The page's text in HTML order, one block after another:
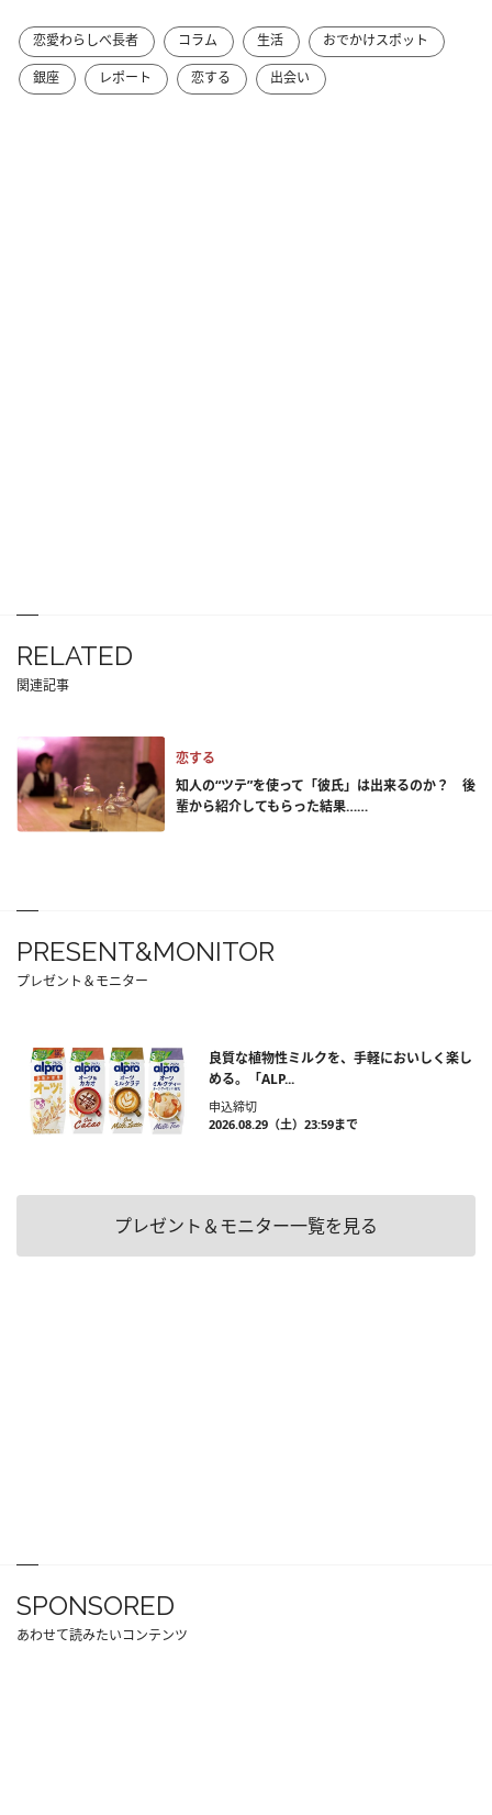
恋愛わらしべ長者 コラム 生活
おでかけスポット
銀座
レポート 恋する 出会い
RELATED
関連記事
恋する
知人の“ツテ”を使って「彼氏」は出来るのか？ 後
輩から紹介してもらった結果……
PRESENT&MONITOR
プレゼント＆モニター
良質な植物性ミルクを、手軽においしく楽し
める。「ALP...
申込締切
2026.08.29（土）23:59まで
プレゼント＆モニター一覧を見る
SPONSORED
あわせて読みたいコンテンツ